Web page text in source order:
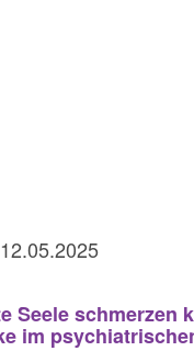
Seele schmerzen
im